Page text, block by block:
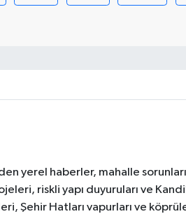
yerel haberler, mahalle
riskli yapı duyuruları ve
Şehir Hatları vapurları ve